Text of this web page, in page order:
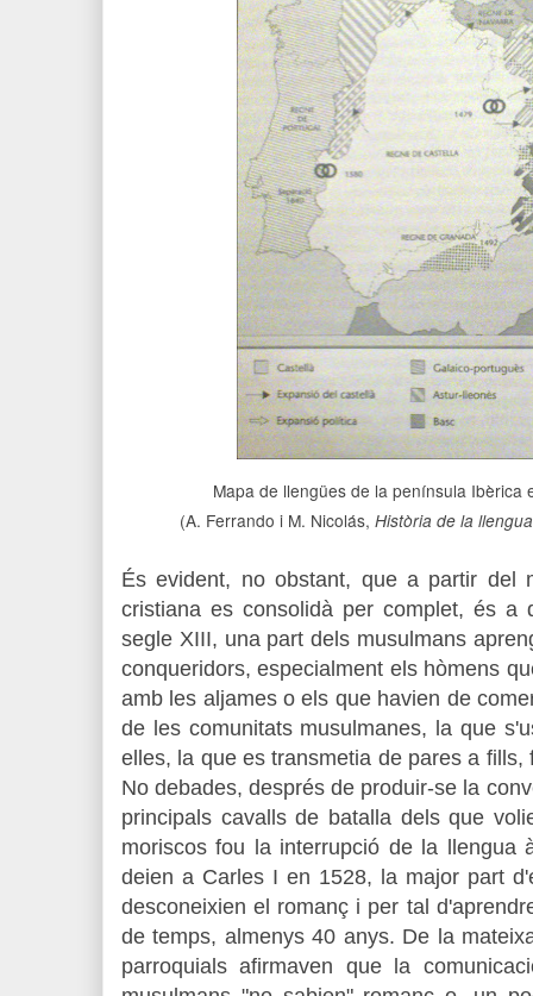
Mapa de llengües de la península Ibèrica
(A. Ferrando i M. Nicolás,Història de la
És evident, no obstant, que a partir del
cristiana es consolidà per complet, és
segle XIII, una part dels musulmans
conqueridors, especialment els hòmens
amb les aljames o els que havien de
de les comunitats musulmanes, la que
elles, la que es transmetia de pares a
No debades, després de produir-se la
principals cavalls de batalla dels que
moriscos fou la interrupció de la llengua
deien a Carles I en 1528, la major part
desconeixien el romanç i per tal
de temps, almenys 40 anys. De la
parroquials afirmaven que la